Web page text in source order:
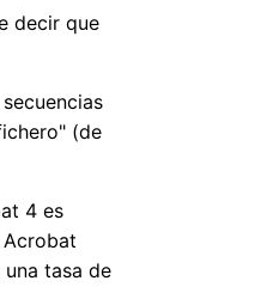
decir que
(de
4 es
tasa de